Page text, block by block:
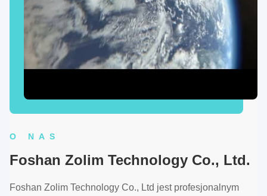
O NAS
Foshan Zolim Technology Co., Ltd.
Foshan Zolim Technology Co., Ltd jest profesjonalnym